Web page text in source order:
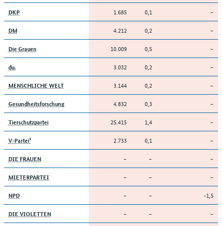
DKP 1.685 0,1 –
DM 4.212 0,2 –
Die Grauen 10.009 0,5 –
du. 3.032 0,2 –
MENSCHLICHE WELT 3.144 0,2 –
Gesundheitsforschung 4.832 0,3 –
Tierschutzpartei 25.415 1,4 –
V-Partei³ 2.733 0,1 –
DIE FRAUEN – – –
MIETERPARTEI – – –
NPD – – -1,5
DIE VIOLETTEN – – –